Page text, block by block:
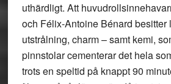
uthärdligt. Att
och Félix-Antoine Bénard besitter
utstrålning, charm – samt kemi,
pinnstolar cementerar det hela
trots en speltid på knappt 90